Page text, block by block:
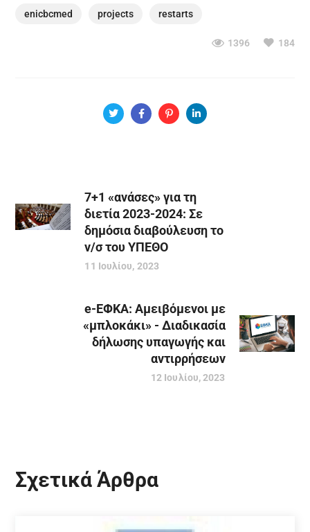
enicbcmed projects restarts
1396 184
7+1 «ανάσες» για τη
διετία 2023-2024: Σε
δημόσια διαβούλευση το
ν/σ του ΥΠΕΘΟ
11 Ιουλίου, 2023
e-ΕΦΚΑ: Αμειβόμενοι με
«μπλοκάκι» - Διαδικασία
δήλωσης υπαγωγής και
αντιρρήσεων
12 Ιουλίου, 2023
Σχετικά Άρθρα